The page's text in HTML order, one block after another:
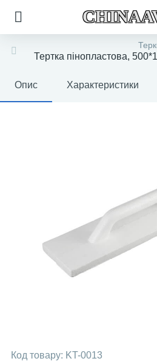
Тертка пінопластова,
Опис Характеристики
Код товару: KT-0013